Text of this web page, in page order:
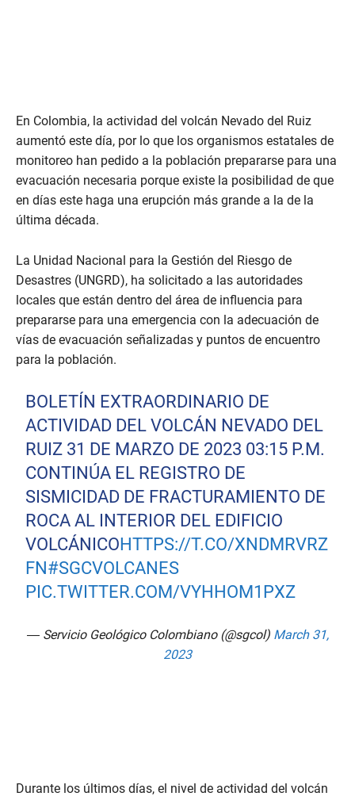
En Colombia, la actividad del volcán Nevado del Ruiz
aumentó este día, por lo que los organismos estatales de
monitoreo han pedido a la población prepararse para una
evacuación necesaria porque existe la posibilidad de que
en días este haga una erupción más grande a la de la
última década.
La Unidad Nacional para la Gestión del Riesgo de
Desastres (UNGRD), ha solicitado a las autoridades
locales que están dentro del área de influencia para
prepararse para una emergencia con la adecuación de
vías de evacuación señalizadas y puntos de encuentro
para la población.
BOLETÍN EXTRAORDINARIO DE
ACTIVIDAD DEL VOLCÁN NEVADO DEL
RUIZ 31 DE MARZO DE 2023 03:15 P.M.
CONTINÚA EL REGISTRO DE
SISMICIDAD DE FRACTURAMIENTO DE
ROCA AL INTERIOR DEL EDIFICIO
VOLCÁNICOHTTPS://T.CO/XNDMRVRZ
FN#SGCVOLCANES
PIC.TWITTER.COM/VYHHOM1PXZ
— Servicio Geológico Colombiano (@sgcol) March 31,
2023
Durante los últimos días, el nivel de actividad del volcán